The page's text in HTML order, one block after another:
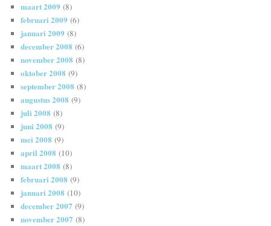
maart 2009 (8)
februari 2009 (6)
januari 2009 (8)
december 2008 (6)
november 2008 (8)
oktober 2008 (9)
september 2008 (8)
augustus 2008 (9)
juli 2008 (8)
juni 2008 (9)
mei 2008 (9)
april 2008 (10)
maart 2008 (8)
februari 2008 (9)
januari 2008 (10)
december 2007 (9)
november 2007 (8)